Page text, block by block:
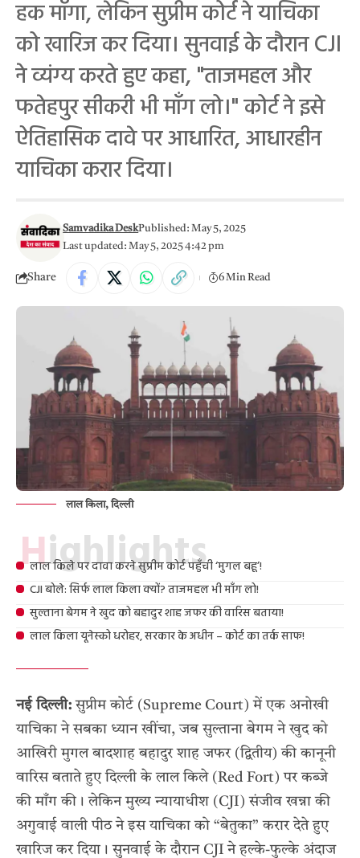
हक माँगा, लेकिन सुप्रीम कोर्ट ने याचिका
को खारिज कर दिया। सुनवाई के दौरान CJI
ने व्यंग्य करते हुए कहा, "ताजमहल और
फतेहपुर सीकरी भी माँग लो।" कोर्ट ने इसे
ऐतिहासिक दावे पर आधारित, आधारहीन
याचिका करार दिया।
Last updated: May 5, 2025 4:42 pm
Samvadika DeskPublished: May 5, 2025
Share 6 Min Read
लाल किला, दिल्ली
Highlights
लाल किले पर दावा करने सुप्रीम कोर्ट पहुँची ‘मुगल बहू’!
CJI बोले: सिर्फ लाल किला क्यों? ताजमहल भी माँग लो!
सुल्ताना बेगम ने खुद को बहादुर शाह जफर की वारिस बताया!
लाल किला यूनेस्को धरोहर, सरकार के अधीन – कोर्ट का तर्क साफ!
नई दिल्ली: सुप्रीम कोर्ट (Supreme Court) में एक अनोखी
याचिका ने सबका ध्यान खींचा, जब सुल्ताना बेगम ने खुद को
आखिरी मुगल बादशाह बहादुर शाह जफर (द्वितीय) की कानूनी
वारिस बताते हुए दिल्ली के लाल किले (Red Fort) पर कब्जे
की माँग की। लेकिन मुख्य न्यायाधीश (CJI) संजीव खन्ना की
अगुवाई वाली पीठ ने इस याचिका को “बेतुका” करार देते हुए
खारिज कर दिया। सुनवाई के दौरान CJI ने हल्के-फुल्के अंदाज